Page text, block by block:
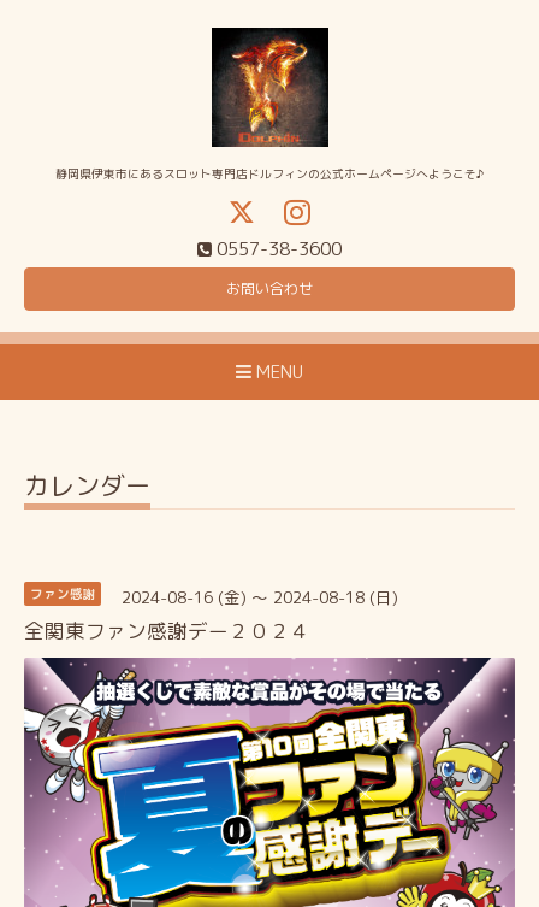
静岡県伊東市にあるスロット専門店ドルフィンの公式ホームページへようこそ♪
0557-38-3600
お問い合わせ
MENU
カレンダー
ファン感謝 2024-08-16 (金) ～ 2024-08-18 (日)
全関東ファン感謝デー２０２４